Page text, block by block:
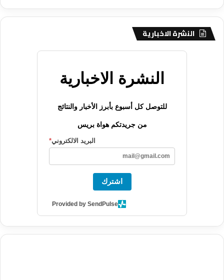
النشرة الاخبارية
النشرة الاخبارية
للتوصل كل أسبوع بأبرز الأخبار والنتائج
من جريدتكم هواة بريس
البريد الالكتروني*
اشترك
Provided by SendPulse